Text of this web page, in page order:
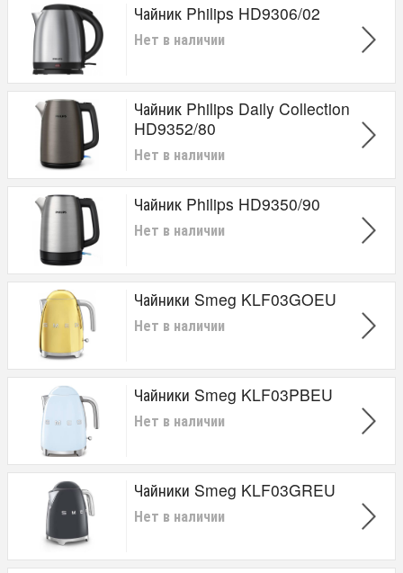
Чайник Philips HD9306/02
Нет в наличии
Чайник Philips Daily Collection
HD9352/80
Нет в наличии
Чайник Philips HD9350/90
Нет в наличии
Чайники Smeg KLF03GOEU
Нет в наличии
Чайники Smeg KLF03PBEU
Нет в наличии
Чайники Smeg KLF03GREU
Нет в наличии